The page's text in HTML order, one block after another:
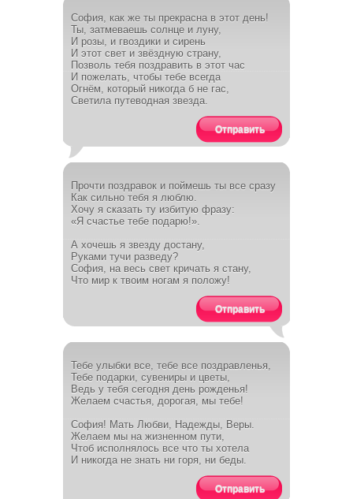
София, как же ты прекрасна в этот день!
Ты, затмеваешь солнце и луну,
И розы, и гвоздики и сирень
И этот свет и звёздную страну,
Позволь тебя поздравить в этот час
И пожелать, чтобы тебе всегда
Огнём, который никогда б не гас,
Светила путеводная звезда.
Отправить
Прочти поздравок и поймешь ты все сразу
Как сильно тебя я люблю.
Хочу я сказать ту избитую фразу:
«Я счастье тебе подарю!».
А хочешь я звезду достану,
Руками тучи разведу?
София, на весь свет кричать я стану,
Что мир к твоим ногам я положу!
Отправить
Тебе улыбки все, тебе все поздравленья,
Тебе подарки, сувениры и цветы,
Ведь у тебя сегодня день рожденья!
Желаем счастья, дорогая, мы тебе!
София! Мать Любви, Надежды, Веры.
Желаем мы на жизненном пути,
Чтоб исполнялось все что ты хотела
И никогда не знать ни горя, ни беды.
Отправить